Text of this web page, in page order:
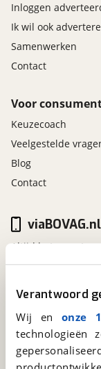
Verantwoord
Wij en onze
Inloggen
Ik wil ook
Samenwerken
Contact
Voor
Keuzecoach
Veelgestelde
Blog
Contact
3981 AJ
Een
Altijd het meest